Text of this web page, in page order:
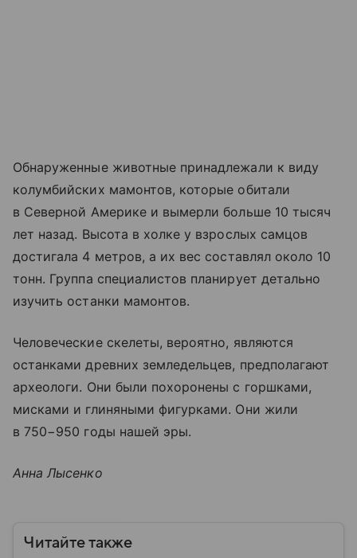
Обнаруженные животные принадлежали к виду
колумбийских мамонтов, которые обитали
в Северной Америке и вымерли больше 10 тысяч
лет назад. Высота в холке у взрослых самцов
достигала 4 метров, а их вес составлял около 10
тонн. Группа специалистов планирует детально
изучить останки мамонтов.
Человеческие скелеты, вероятно, являются
останками древних земледельцев, предполагают
археологи. Они были похоронены с горшками,
мисками и глиняными фигурками. Они жили
в 750−950 годы нашей эры.
Анна Лысенко
Читайте также